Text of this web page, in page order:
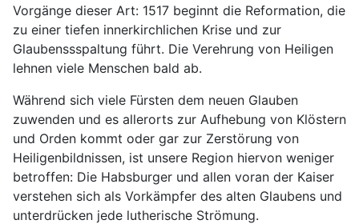
Vorgänge dieser Art: 1517 beginnt die Reformation, die
zu einer tiefen innerkirchlichen Krise und zur
Glaubenssspaltung führt. Die Verehrung von Heiligen
lehnen viele Menschen bald ab.
Während sich viele Fürsten dem neuen Glauben
zuwenden und es allerorts zur Aufhebung von Klöstern
und Orden kommt oder gar zur Zerstörung von
Heiligenbildnissen, ist unsere Region hiervon weniger
betroffen: Die Habsburger und allen voran der Kaiser
verstehen sich als Vorkämpfer des alten Glaubens und
unterdrücken jede lutherische Strömung.